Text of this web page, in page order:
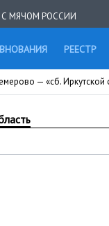
С МЯЧОМ РОССИИ
РЕЕСТР
— «сб. Иркутской